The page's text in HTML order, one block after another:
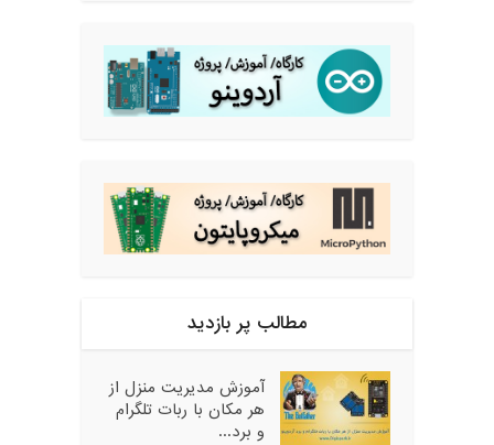
مطالب پر بازدید
آموزش مدیریت منزل از
هر مکان با ربات تلگرام
و برد...